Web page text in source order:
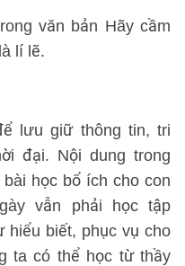
văn bản Hãy cầm
lí lẽ.
lưu giữ thông tin, tri
đại. Nội dung trong
học bổ ích cho con
vẫn phải học tập
hiểu biết, phục vụ cho
ta có thể học từ thầy